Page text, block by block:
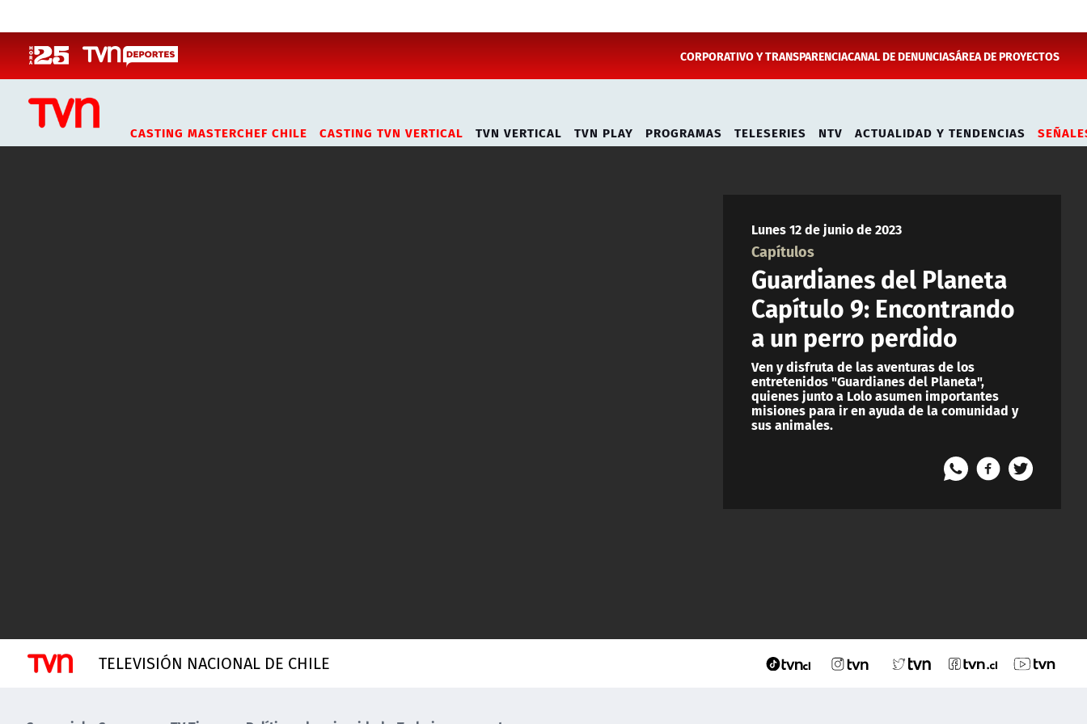
CORPORATIVO Y TRANSPARENCIACANAL DE DENUNCIASÁREA DE PROYECTOS
CASTING MASTERCHEF CHILE CASTING TVN VERTICAL TVN VERTICAL TVN PLAY PROGRAMAS TELESERIES NTV ACTUALIDAD Y TENDENCIAS
Lunes 12 de junio de 2023
Capítulos
Guardianes del Planeta
Capítulo 9: Encontrando
a un perro perdido
Ven y disfruta de las aventuras de los
entretenidos "Guardianes del Planeta",
quienes junto a Lolo asumen importantes
misiones para ir en ayuda de la comunidad y
sus animales.
TELEVISIÓN NACIONAL DE CHILE